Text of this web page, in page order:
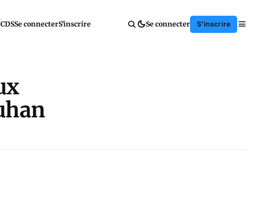
Se connecterS'inscrire Se connecter S'inscrire